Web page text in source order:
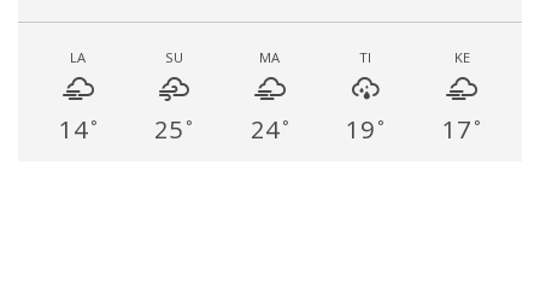
LA
14°
SU
25 °
MA
24°
TI
19 °
KE
17 °